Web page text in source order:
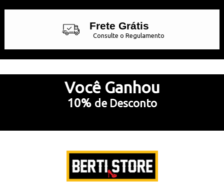
Frete Grátis
Consulte o Regulamento
no Cartão de Crédito
5% Desconto
Você Ganhou
10% de Desconto